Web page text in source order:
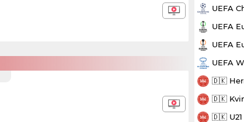
UEFA
UEFA
UEFA
UEFA
🇩🇰
🇩🇰
🇩🇰 U21